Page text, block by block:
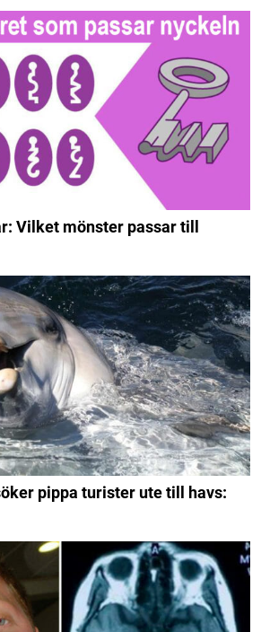
Vilket mönster passar till
pippa turister ute till havs: